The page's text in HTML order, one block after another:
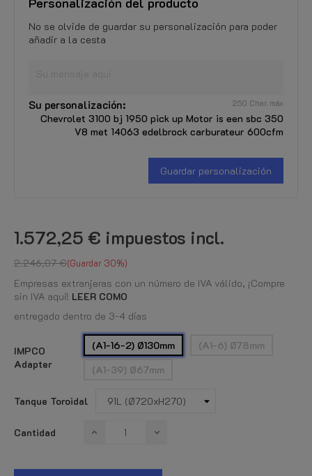
No se olvide de guardar su personalización para poder
añadir a la cesta
250 Char. máx
Su personalización:
Chevrolet 3100 bj 1950 pick up Motor is een sbc 350
V8 met 14063 edelbrock carburateur 600cfm
Guardar personalización
1.572,25 € impuestos incl.
2.246,07 € Guardar 30%
Empresas extranjeras con un número de IVA válido, ¡Compre
sin IVA aquí! LEER COMO
entregado dentro de 3-4 días
IMPCO
Adapter
(A1-16-2) Ø130mm
(A1-6) Ø78mm
(A1-39) Ø67mm
Tanque Toroidal
Cantidad